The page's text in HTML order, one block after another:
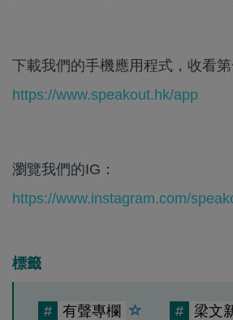
下載我們的手機應用程式，收看第
https://www.speakout.hk/app
瀏覽我們的IG：
https://www.instagram.com/
標籤
# 有聲專欄 # 梁文